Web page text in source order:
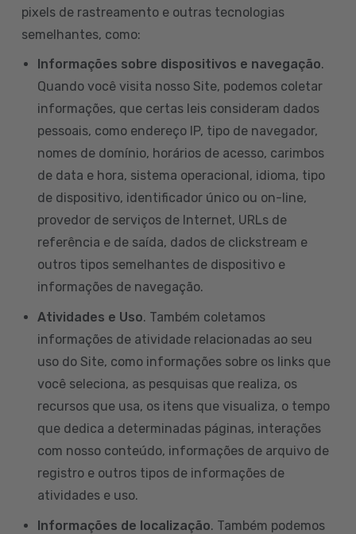
pixels de rastreamento e outras tecnologias
semelhantes, como:
Informações sobre dispositivos e navegação.
Quando você visita nosso Site, podemos coletar
informações, que certas leis consideram dados
pessoais, como endereço IP, tipo de navegador,
nomes de domínio, horários de acesso, carimbos
de data e hora, sistema operacional, idioma, tipo
de dispositivo, identificador único ou on-line,
provedor de serviços de Internet, URLs de
referência e de saída, dados de clickstream e
outros tipos semelhantes de dispositivo e
informações de navegação.
Atividades e Uso. Também coletamos
informações de atividade relacionadas ao seu
uso do Site, como informações sobre os links que
você seleciona, as pesquisas que realiza, os
recursos que usa, os itens que visualiza, o tempo
que dedica a determinadas páginas, interações
com nosso conteúdo, informações de arquivo de
registro e outros tipos de informações de
atividades e uso.
Informações de localização. Também podemos